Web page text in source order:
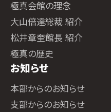
極真会館の理念
大山倍達総裁 紹介
松井章奎館長 紹介
極真の歴史
お知らせ
本部からのお知らせ
支部からのお知らせ